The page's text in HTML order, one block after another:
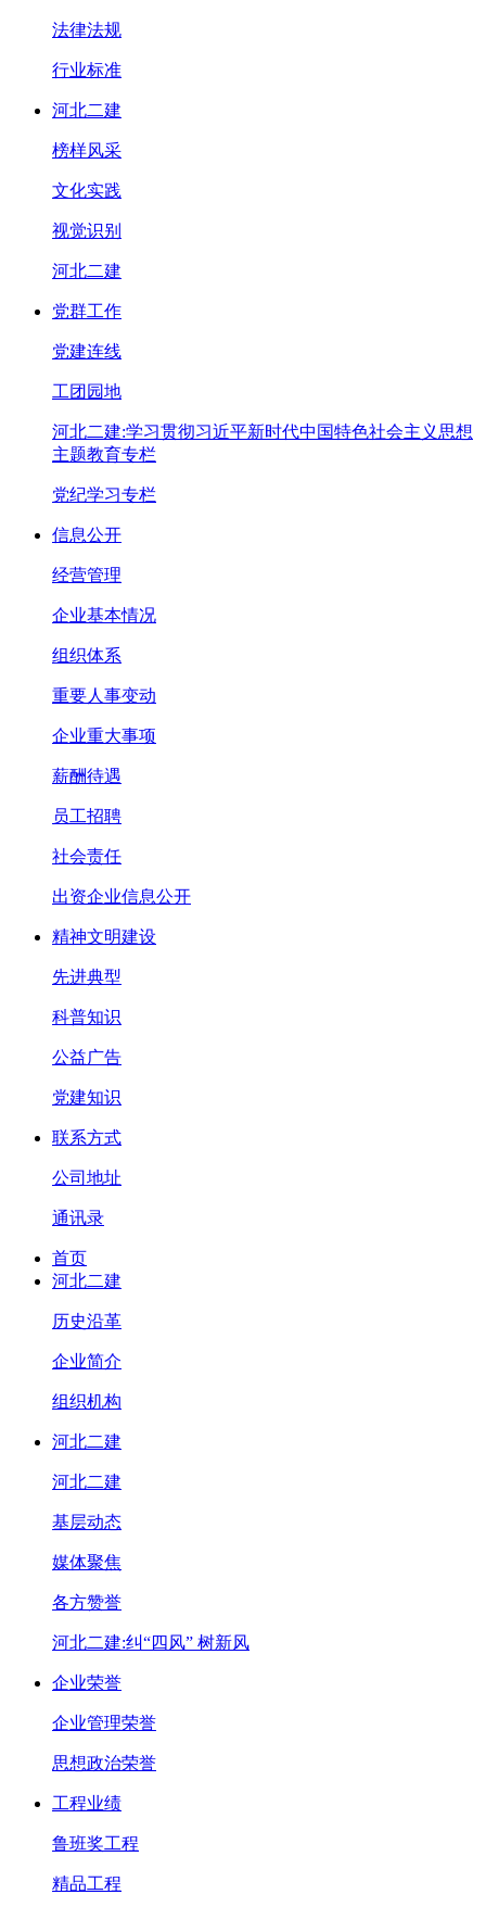
法律法规
行业标准
河北二建
榜样风采
文化实践
视觉识别
河北二建
党群工作
党建连线
工团园地
河北二建:学习贯彻习近平新时代中国特色社会主义思想
主题教育专栏
党纪学习专栏
信息公开
经营管理
企业基本情况
组织体系
重要人事变动
企业重大事项
薪酬待遇
员工招聘
社会责任
出资企业信息公开
精神文明建设
先进典型
科普知识
公益广告
党建知识
联系方式
公司地址
通讯录
首页
河北二建
历史沿革
企业简介
组织机构
河北二建
河北二建
基层动态
媒体聚焦
各方赞誉
河北二建:纠“四风” 树新风
企业荣誉
企业管理荣誉
思想政治荣誉
工程业绩
鲁班奖工程
精品工程